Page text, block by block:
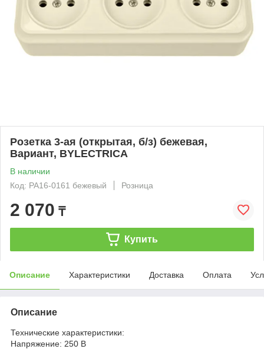
Розетка 3-ая (открытая, б/з) бежевая,
Вариант, BYLECTRICA
В наличии
Код: РА16-0161 бежевый
Розница
2 070 ₸
Купить
Описание Характеристики Доставка Оплата
Описание
Технические характеристики:
Напряжение: 250 В